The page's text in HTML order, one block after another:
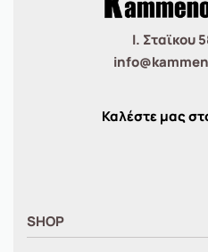
Ι. Σταϊκου
Καλέστε μας
SHOP